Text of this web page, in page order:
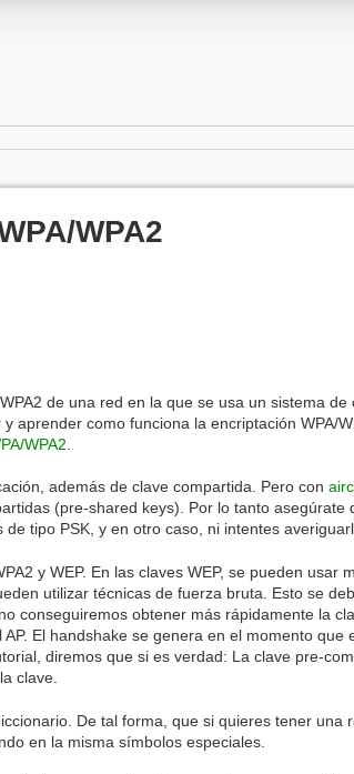
WPA2
de una red en la que se usa un sistema de
aprender como funciona la encriptación WPA/
WPA2
además de clave compartida. Pero con
(pre-shared keys). Por lo tanto asegúrate
tipo PSK, y en otro caso, ni intentes
y WEP. En las claves WEP, se pueden usar
utilizar técnicas de fuerza bruta. Esto se
conseguiremos obtener más rápidamente la
El handshake se genera en el momento
diremos que si es verdad: La clave pre-
clave.
De tal forma, que si quieres tener una
en la misma símbolos especiales.